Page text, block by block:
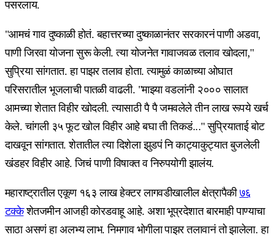
पसरलाय.
"आमचं गाव दुष्काळी होतं. बहात्तरच्या दुष्काळानंतर सरकारनं पाणी अडवा,
पाणी जिरवा योजना सुरू केली. त्या योजनेत गावाजवळ तलाव खोदला,"
सुप्रिया सांगतात. हा पाझर तलाव होता. त्यामुळं काळाच्या ओघात
परिसरातील भूजलाची पातळी वाढली. "माझ्या वडलांनी २००० सालात
आमच्या शेतात विहीर खोदली. त्यासाठी पै पै जमवलेले तीन लाख रूपये खर्च
केले. चांगली ३५ फूट खोल विहीर आहे बघा ती तिकडं..." सुप्रियाताई बोट
दाखवून सांगतात. शेतातील त्या दिशेला झुडपं नि काट्याकुट्यात बुजलेली
खंडहर विहीर आहे. जिचं पाणी विषाक्त व निरुपयोगी झालंय.
महाराष्ट्रातील एकूण १६३ लाख हेक्टर लागवडीखालील क्षेत्रापैकी७६
टक्केशेतजमीन आजही कोरडवाहू आहे. अशा भूप्रदेशात बारमाही पाण्याचा
साठा असणं हा अलभ्य लाभ. निमगाव भोगीला पाझर तलावानं तो झालेला. हा